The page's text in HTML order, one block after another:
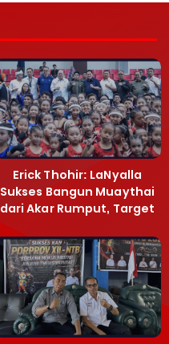
Erick Thohir: LaNyalla
Sukses Bangun Muaythai
dari Akar Rumput, Target